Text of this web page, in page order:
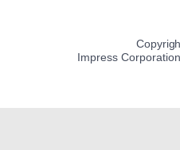
Impress